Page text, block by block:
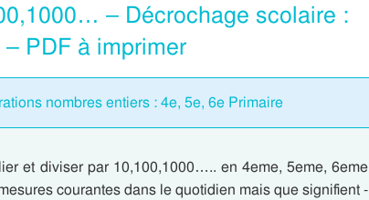
– Décrochage scolaire :
PDF à imprimer
nombres entiers : 4e, 5e, 6e Primaire
et diviser par 10,100,1000….. en 4eme, 5eme, 6eme
courantes dans le quotidien mais que signifient -